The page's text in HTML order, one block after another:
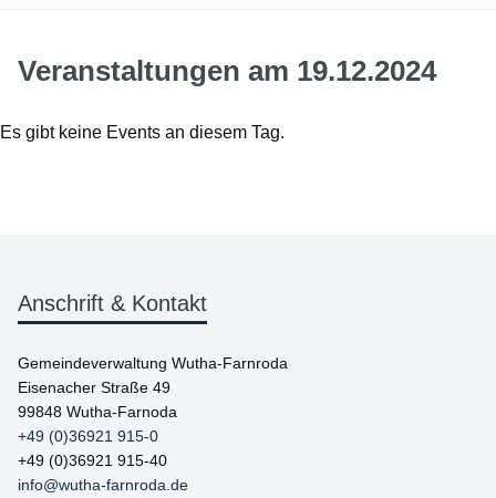
Veranstaltungen am 19.12.2024
Es gibt keine Events an diesem Tag.
Anschrift & Kontakt
Gemeindeverwaltung Wutha-Farnroda
Eisenacher Straße 49
99848 Wutha-Farnoda
+49 (0)36921 915-0
+49 (0)36921 915-40
info@wutha-farnroda.de